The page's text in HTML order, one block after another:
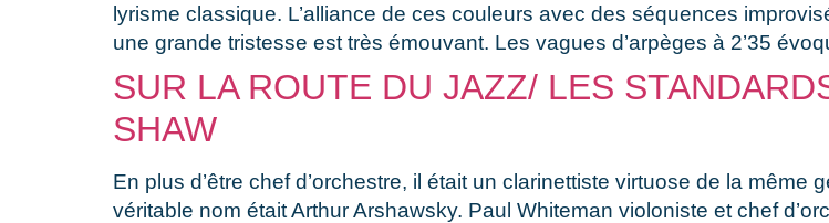
lyrisme classique. L’alliance de ces couleurs avec des séquences
une grande tristesse est très émouvant. Les vagues d’arpèges à 2’35
SUR LA ROUTE DU JAZZ/ LES
SHAW
En plus d’être chef d’orchestre, il était un clarinettiste virtuose de la
véritable nom était Arthur Arshawsky. Paul Whiteman violoniste et chef